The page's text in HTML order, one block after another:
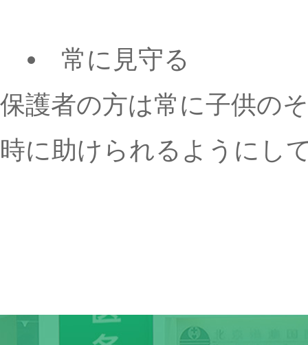
常に見守る
保護者の方は常に子供の
時に助けられるようにし